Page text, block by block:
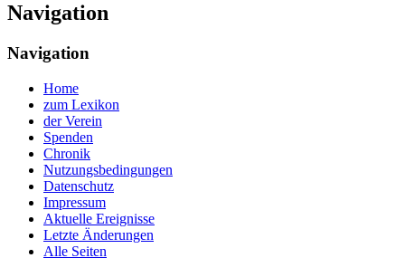
Navigation
Navigation
Home
zum Lexikon
der Verein
Spenden
Chronik
Nutzungsbedingungen
Datenschutz
Impressum
Aktuelle Ereignisse
Letzte Änderungen
Alle Seiten